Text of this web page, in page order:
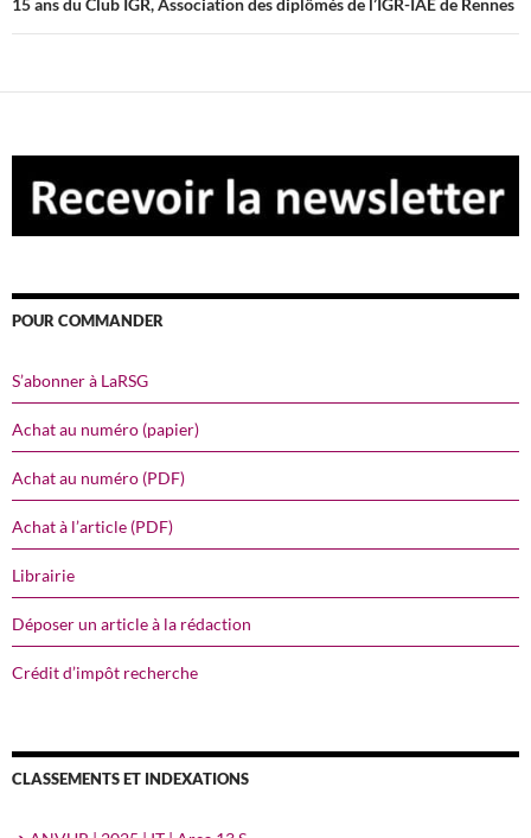
POUR COMMANDER
S’abonner à LaRSG
Achat au numéro (papier)
Achat au numéro (PDF)
Achat à l’article (PDF)
Librairie
Déposer un article à la rédaction
Crédit d’impôt recherche
CLASSEMENTS ET INDEXATIONS